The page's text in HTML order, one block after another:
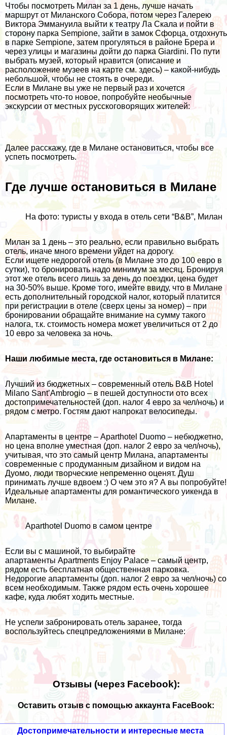
Чтобы посмотреть Милан за 1 день, лучше начать
маршрут от Миланского Собора, потом через Галерею
Виктора Эммануила выйти к театру Ла Скала и пойти в
сторону парка Sempione, зайти в замок Сфорца, отдохнуть
в парке Sempione, затем прогуляться в районе Брера и
через улицы и магазины дойти до парка Giardini. По пути
выбрать музей, который нравится (описание и
расположение музеев на карте см. здесь) – какой-нибудь
небольшой, чтобы не стоять в очереди.
Если в Милане вы уже не первый раз и хочется
посмотреть что-то новое, попробуйте необычные
экскурсии от местных русскоговорящих жителей:
Далее расскажу, где в Милане остановиться, чтобы все
успеть посмотреть.
Где лучше остановиться в Милане
На фото: туристы у входа в отель сети “B&B”, Милан
Милан за 1 день – это реально, если правильно выбрать
отель, иначе много времени уйдет на дорогу.
Если ищете недорогой отель (в Милане это до 100 евро в
сутки), то бронировать надо минимум за месяц. Бронируя
этот же отель всего лишь за день до поездки, цена будет
на 30-50% выше. Кроме того, имейте ввиду, что в Милане
есть дополнительный городской налог, который платится
при регистрации в отеле (сверх цены за номер) – при
бронировании обращайте внимание на сумму такого
налога, т.к. стоимость номера может увеличиться от 2 до
10 евро за человека за ночь.
Наши любимые места, где остановиться в Милане:
Лучший из бюджетных – современный отельB&B Hotel
Milano Sant’Ambrogio – в пешей доступности ото всех
достопримечательностей (доп. налог 4 евро за чел/ночь) и
рядом с метро. Гостям дают напрокат велосипеды.
Апартаменты в центре – Aparthotel Duomo – небюджетно,
но цена вполне уместная (доп. налог 2 евро за чел/ночь),
учитывая, что это самый центр Милана, апартаменты
современные с продуманным дизайном и видом на
Дуомо, люди творческие непременно оценят. Душ
принимать лучше вдвоем :) О чем это я? А вы попробуйте!
Идеальные апартаменты для романтического уикенда в
Милане.
Aparthotel Duomo в самом центре
Если вы с машиной, то выбирайте
апартаменты Apartments Enjoy Palace– самый центр,
рядом есть бесплатная общественная парковка.
Недорогие апартаменты (доп. налог 2 евро за чел/ночь) со
всем необходимым. Также рядом есть очень хорошее
кафе, куда любят ходить местные.
Не успели забронировать отель заранее, тогда
воспользуйтесь спецпредложениями в Милане:
Отзывы (через Facebook):
Оставить отзыв с помощью аккаунта FaceBook:
Достопримечательности и интересные места